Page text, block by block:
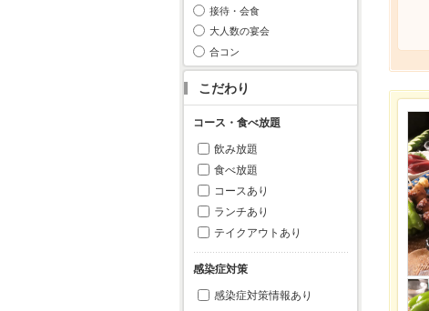
接待・会食
大人数の宴会
合コン
こだわり
コース・食べ放題
飲み放題
食べ放題
コースあり
ランチあり
テイクアウトあり
感染症対策
感染症対策情報あり